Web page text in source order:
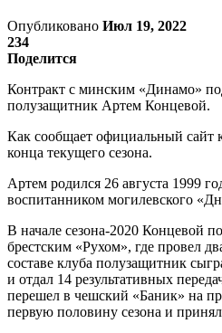
Опубликовано Июл 19, 2022
234
Поделится
Контракт с минским «Динамо»
полузащитник Артем Концевой.
Как сообщает официальный сайт
конца текущего сезона.
Артем родился 26 августа 1999
воспитанником могилевского
В начале сезона-2020 Концевой
брестским «Рухом», где провел
составе клуба полузащитник
и отдал 14 результативных
перешел в чешский «Баник» на
первую половину сезона и